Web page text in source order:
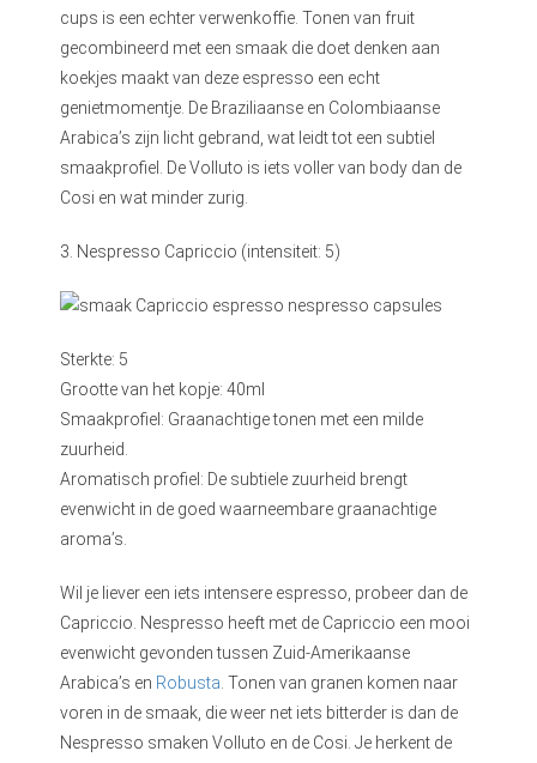
cups is een echter verwenkoffie. Tonen van fruit
gecombineerd met een smaak die doet denken aan
koekjes maakt van deze espresso een echt
genietmomentje. De Braziliaanse en Colombiaanse
Arabica’s zijn licht gebrand, wat leidt tot een subtiel
smaakprofiel. De Volluto is iets voller van body dan de
Cosi en wat minder zurig.
3. Nespresso Capriccio (intensiteit: 5)
Sterkte: 5
Grootte van het kopje: 40ml
Smaakprofiel: Graanachtige tonen met een milde
zuurheid.
Aromatisch profiel: De subtiele zuurheid brengt
evenwicht in de goed waarneembare graanachtige
aroma’s.
Wil je liever een iets intensere espresso, probeer dan de
Capriccio. Nespresso heeft met de Capriccio een mooi
evenwicht gevonden tussen Zuid-Amerikaanse
Arabica’s en Robusta . Tonen van granen komen naar
voren in de smaak, die weer net iets bitterder is dan de
Nespresso smaken Volluto en de Cosi. Je herkent de